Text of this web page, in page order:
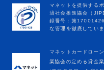
マネットカードロー
業協会の定める貸金